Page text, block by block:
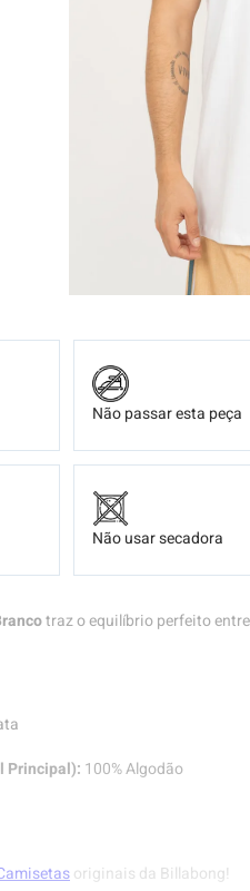
Não passar esta peça
Não usar secadora
traz o equilíbrio perfeito
Principal): 100% Algodão
originais da Billabong!